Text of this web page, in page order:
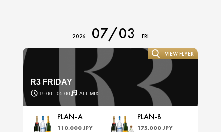
2026 07/03 FRI
R3 FRIDAY
19:00 - 05:00 ALL MIX
VIEW FLYER
PLAN-A
110,000 JPY
PLAN-B
175,000 JPY